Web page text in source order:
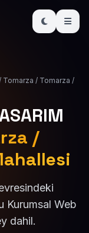
Tomarza / Tomarza /
/
Kurumsal Web
dahil.